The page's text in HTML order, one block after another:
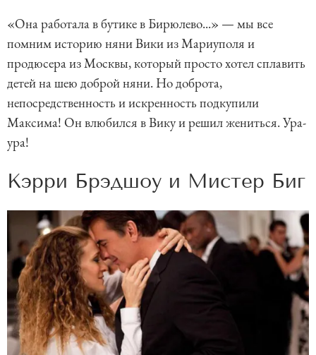
«Она работала в бутике в Бирюлево...» — мы все
помним историю няни Вики из Мариуполя и
продюсера из Москвы, который просто хотел сплавить
детей на шею доброй няни. Но доброта,
непосредственность и искренность подкупили
Максима! Он влюбился в Вику и решил жениться. Ура-
ура!
Кэрри Брэдшоу и Мистер Биг